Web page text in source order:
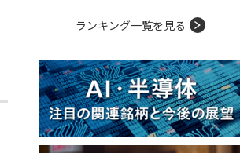
ランキング一覧を見る